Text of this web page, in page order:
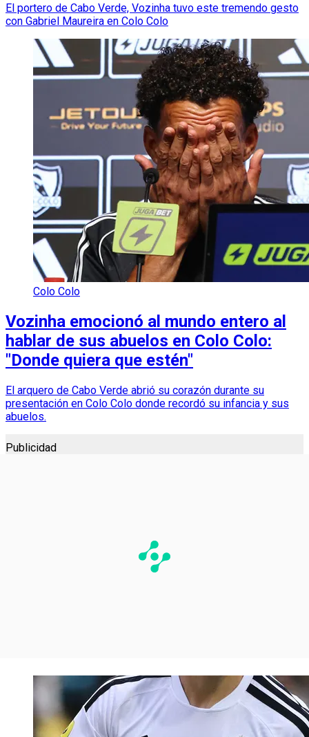
El portero de Cabo Verde, Vozinha tuvo este tremendo gesto
con Gabriel Maureira en Colo Colo
Colo Colo
Vozinha emocionó al mundo entero al
hablar de sus abuelos en Colo Colo:
"Donde quiera que estén"
El arquero de Cabo Verde abrió su corazón durante su
presentación en Colo Colo donde recordó su infancia y sus
abuelos.
Publicidad